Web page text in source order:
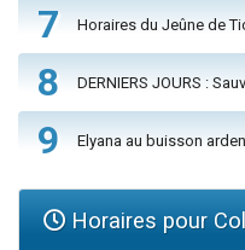
7 Horaires du Jeûne de
8 DERNIERS JOURS :
9 Elyana au buisson
Horaires pour